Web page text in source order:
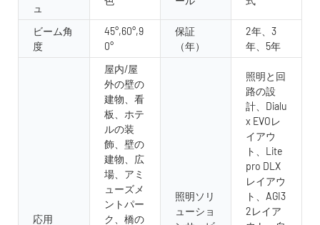
ュ
ビーム角
度
45°,60°,9
0°
保証
（年）
2年、3
年、5年
応用
屋内/屋
外の壁の
建物、看
板、ホテ
ルの装
飾、壁の
建物、広
場、アミ
ューズメ
ントパー
ク、橋の
照明ソリ
ューショ
照明と回
路の設
計、Dialu
x EVOレ
イアウ
ト、Lite
pro DLX
レイアウ
ト、AGI3
2レイア